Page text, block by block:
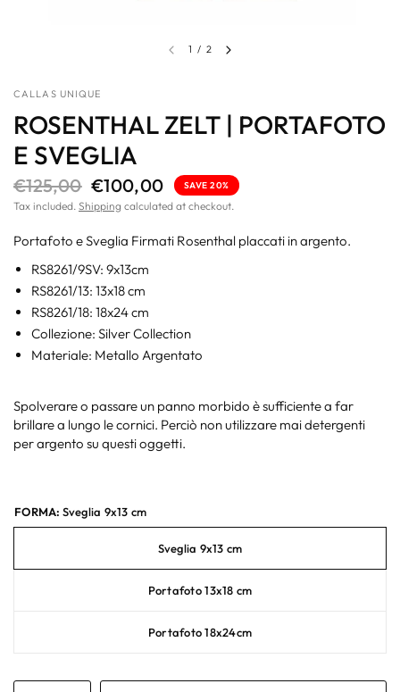
1 / 2
CALLAS UNIQUE
ROSENTHAL ZELT | PORTAFOTO
E SVEGLIA
€125,00 €100,00 SAVE 20%
Tax included. Shipping calculated at checkout.
Portafoto e Sveglia Firmati Rosenthal placcati in argento.
RS8261/9SV: 9x13cm
RS8261/13: 13x18 cm
RS8261/18: 18x24 cm
Collezione: Silver Collection
Materiale: Metallo Argentato
Spolverare o passare un panno morbido è sufficiente a far
brillare a lungo le cornici. Perciò non utilizzare mai detergenti
per argento su questi oggetti.
FORMA: Sveglia 9x13 cm
Sveglia 9x13 cm
Portafoto 13x18 cm
Portafoto 18x24cm